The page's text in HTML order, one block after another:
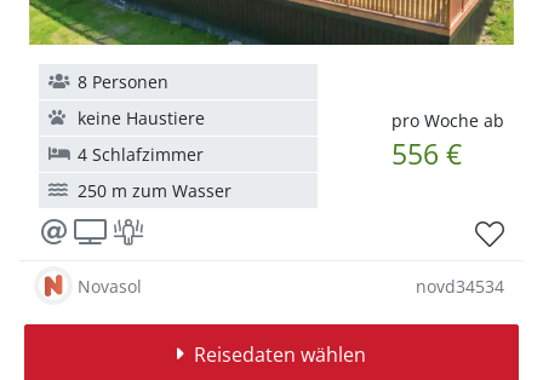
pro Woche ab
556 €
8 Personen
keine Haustiere
4 Schlafzimmer
250 m zum Wasser
Novasol novd34534
Reisedaten wählen